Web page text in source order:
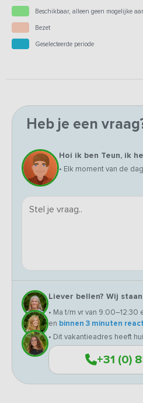
Beschikbaar, alleen geen mogelijke
Bezet
Geselecteerde periode
Heb je een
Hoi ik ben Teun, ik
• Elk moment van de dag
Liever bellen? Wij
• Ma t/m vr van
en binnen 3 minuten
• Dit vakantieadres heeft
+31 (0)